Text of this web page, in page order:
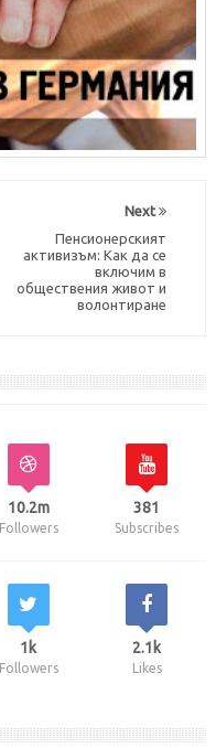
Next
Пенсионерският
активизъм: Как да се
включим в
обществения живот и
волонтиране
10.2m
Followers
381
Subscribes
1k
Followers
2.1k
Likes